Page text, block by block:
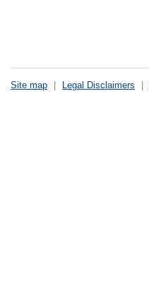
Site map Legal Disclaimers